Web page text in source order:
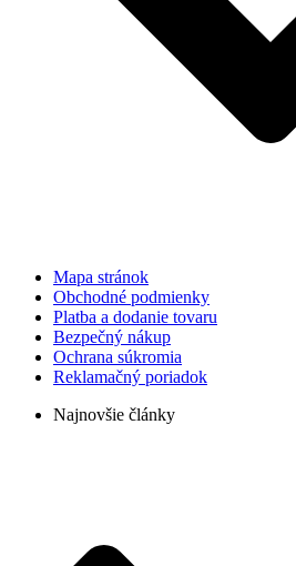
Mapa stránok
Obchodné podmienky
Platba a dodanie tovaru
Bezpečný nákup
Ochrana súkromia
Reklamačný poriadok
Najnovšie články